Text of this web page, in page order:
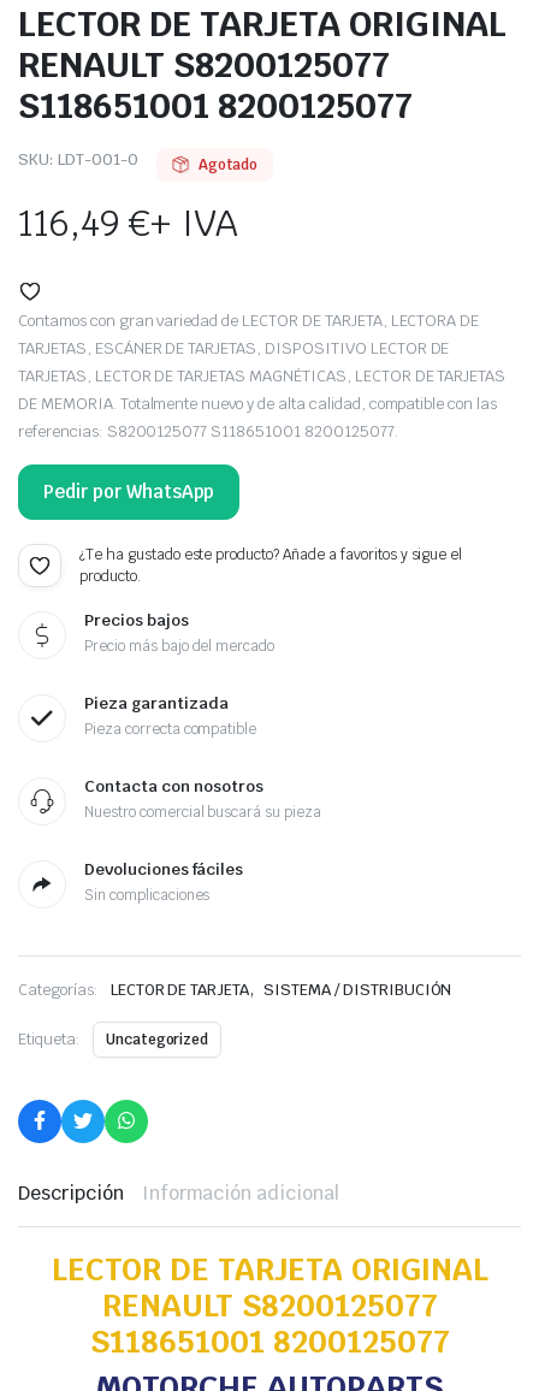
LECTOR DE TARJETA ORIGINAL
RENAULT S8200125077
S118651001 8200125077
SKU: LDT-001-O Agotado
116,49€+ IVA
Contamos con gran variedad de LECTOR DE TARJETA, LECTORA DE
TARJETAS, ESCÁNER DE TARJETAS, DISPOSITIVO LECTOR DE
TARJETAS, LECTOR DE TARJETAS MAGNÉTICAS, LECTOR DE TARJETAS
DE MEMORIA. Totalmente nuevo y de alta calidad, compatible con las
referencias: S8200125077 S118651001 8200125077.
Pedir por WhatsApp
¿Te ha gustado este producto? Añade a favoritos y sigue el
producto.
Precios bajos
Precio más bajo del mercado
Pieza garantizada
Pieza correcta compatible
Contacta con nosotros
Nuestro comercial buscará su pieza
Devoluciones fáciles
Sin complicaciones
Categorías: LECTOR DE TARJETA, SISTEMA / DISTRIBUCIÓN
Etiqueta: Uncategorized
Descripción Información adicional
LECTOR DE TARJETA ORIGINAL
RENAULT S8200125077
S118651001 8200125077